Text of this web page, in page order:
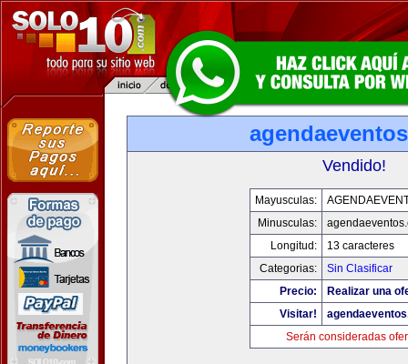
Vendido!
Mayusculas:
Minusculas:
Longitud:
13 caracteres
Categorias:
Sin Clasificar
Precio:
Realizar una
Visitar!
Serán consideradas